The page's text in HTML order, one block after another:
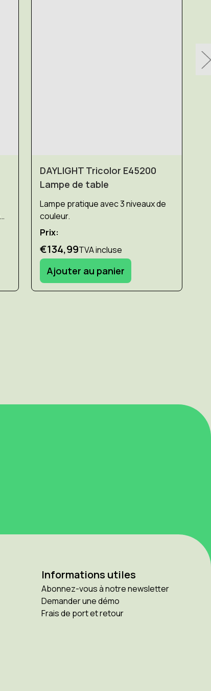
DAYLIGHT Tricolor E45200
Lampe de table
Lampe pratique avec 3 niveaux de
couleur.
Prix:
€134,99TVA incluse
Ajouter au panier
Informations utiles
Abonnez-vous à notre newsletter
Demander une démo
Frais de port et retour